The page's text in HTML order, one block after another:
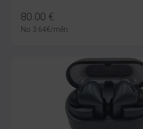
80.00 €
No 3.64€/mēn.